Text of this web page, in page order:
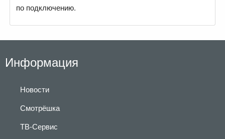
по подключению.
Информация
Новости
Смотрёшка
ТВ-Сервис